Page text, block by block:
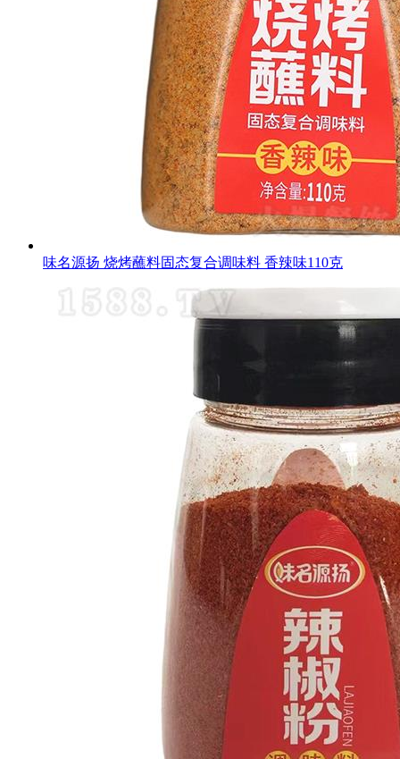
味名源扬 烧烤蘸料固态复合调味料 香辣味110克